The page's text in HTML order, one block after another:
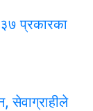
प्रकारका
सेवाग्राहीले